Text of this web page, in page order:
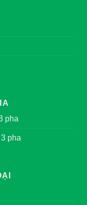
pha
pha